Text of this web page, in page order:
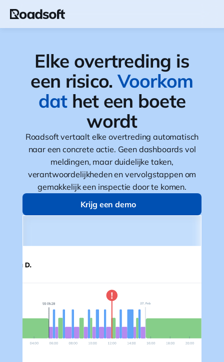
Elke overtreding is
een risico. Voorkom
dathet een boete
wordt
Roadsoft vertaalt elke overtreding automatisch
naar een concrete actie. Geen dashboards vol
meldingen, maar duidelijke taken,
verantwoordelijkheden en vervolgstappen om
gemakkelijk een inspectie door te komen.
Krijg een demo